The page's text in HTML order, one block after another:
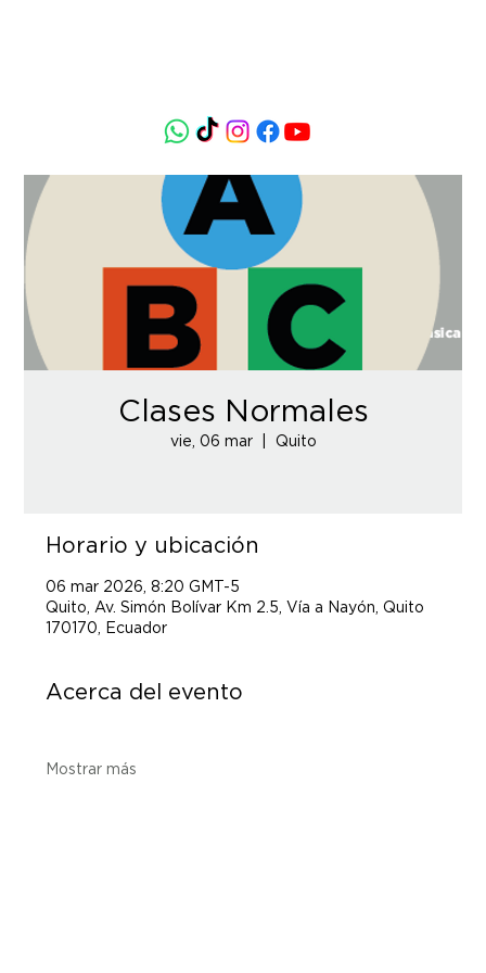
Clases Normales
vie, 06 mar
  |
Quito
Horario y ubicación
06 mar 2026, 8:20 GMT-5
Quito, Av. Simón Bolívar Km 2.5, Vía a Nayón, Quito
170170, Ecuador
Acerca del evento
Mostrar más